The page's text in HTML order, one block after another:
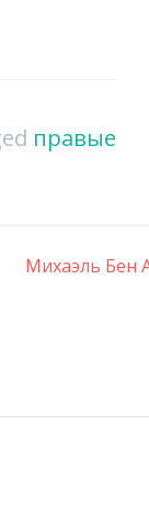
правые
Михаэль Бен